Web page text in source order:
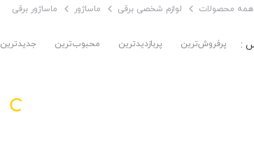
همه محصولات لوازم شخصی برقی ماساژور ماساژور برقی
پرفروش‌ترین‌ پربازدیدترین محبوب‌ترین جدیدترین